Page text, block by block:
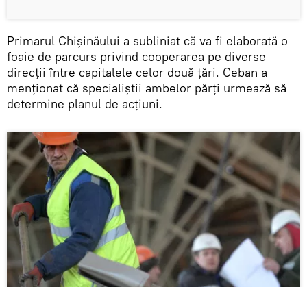
Primarul Chișinăului a subliniat că va fi elaborată o
foaie de parcurs privind cooperarea pe diverse
direcții între capitalele celor două țări. Ceban a
menționat că specialiștii ambelor părți urmează să
determine planul de acțiuni.